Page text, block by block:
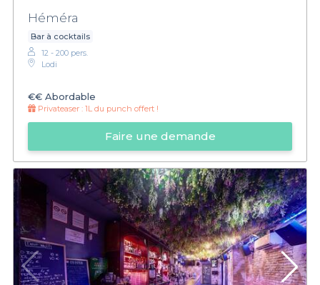
Héméra
Bar à cocktails
12 - 200 pers.
Lodi
€€ Abordable
Privateaser : 1L du punch offert !
Faire une demande